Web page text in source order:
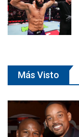
Más Visto